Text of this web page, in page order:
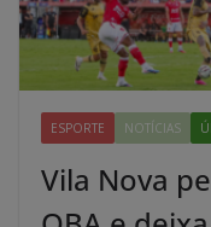
ESPORTE NOTÍCIAS
Vila Nova